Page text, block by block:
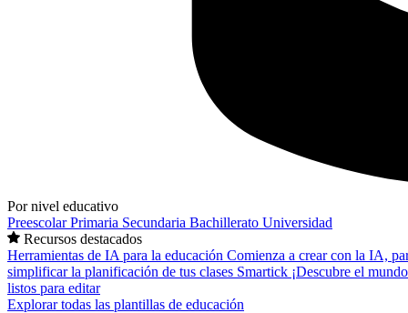
Por nivel educativo
PreescolarPrimaria Secundaria Bachillerato Universidad
Recursos destacados
Herramientas de IA para la educación Comienza a crear con la IA,
simplificar la planificación de tus clases Smartick ¡Descubre el
listos para editar
Explorar todas las plantillas de educación